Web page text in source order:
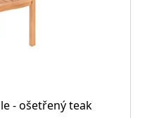
- ošetřený teak